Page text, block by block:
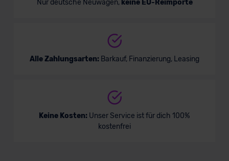
Nur deutsche Neuwagen, keine EU-Reimporte
Alle Zahlungsarten: Barkauf, Finanzierung, Leasing
Keine Kosten: Unser Service ist für dich 100%
kostenfrei